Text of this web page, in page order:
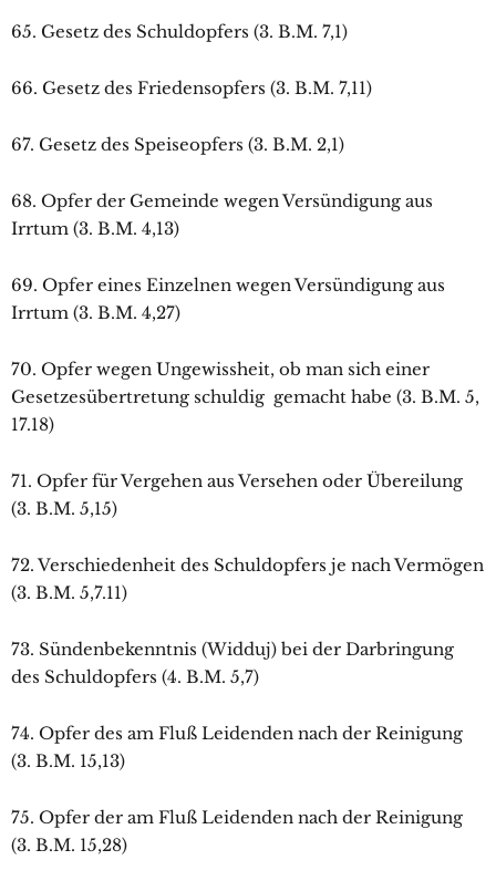
65. Gesetz des Schuldopfers (3. B.M. 7,1)
66. Gesetz des Friedensopfers (3. B.M. 7,11)
67. Gesetz des Speiseopfers (3. B.M. 2,1)
68. Opfer der Gemeinde wegen Versündigung aus
Irrtum (3. B.M. 4,13)
69. Opfer eines Einzelnen wegen Versündigung aus
Irrtum (3. B.M. 4,27)
70. Opfer wegen Ungewissheit, ob man sich einer
Gesetzesübertretung schuldig gemacht habe (3. B.M. 5,
17.18)
71. Opfer für Vergehen aus Versehen oder Übereilung
(3. B.M. 5,15)
72. Verschiedenheit des Schuldopfers je nach Vermögen
(3. B.M. 5,7.11)
73. Sündenbekenntnis (Widduj) bei der Darbringung
des Schuldopfers (4. B.M. 5,7)
74. Opfer des am Fluß Leidenden nach der Reinigung
(3. B.M. 15,13)
75. Opfer der am Fluß Leidenden nach der Reinigung
(3. B.M. 15,28)